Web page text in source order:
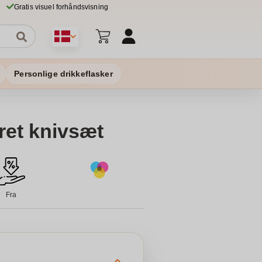
Gratis visuel forhåndsvisning
Personlige drikkeflasker
knivsæt
Fra